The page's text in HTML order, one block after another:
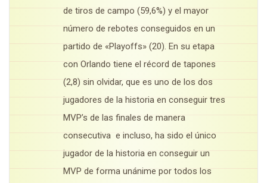
de tiros de campo (59,6%) y el mayor
número de rebotes conseguidos en un
partido de «Playoffs» (20). En su etapa
con Orlando tiene el récord de tapones
(2,8) sin olvidar, que es uno de los dos
jugadores de la historia en conseguir tres
MVP’s de las finales de manera
consecutiva e incluso, ha sido el único
jugador de la historia en conseguir un
MVP de forma unánime por todos los